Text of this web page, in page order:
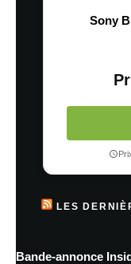
Sony
LES
Bande-annonce